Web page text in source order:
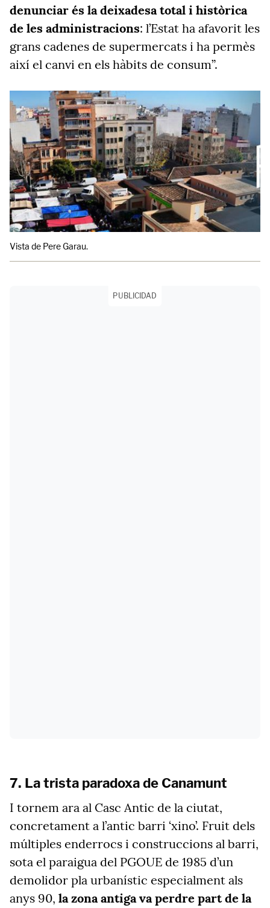
denunciar és la deixadesa total i històrica
de les administracions: l’Estat ha afavorit les
grans cadenes de supermercats i ha permès
així el canvi en els hàbits de consum”.
Vista de Pere Garau.
PUBLICIDAD
7. La trista paradoxa de Canamunt
I tornem ara al Casc Antic de la ciutat,
concretament a l’antic barri ‘xino’. Fruit dels
múltiples enderrocs i construccions al barri,
sota el paraigua del PGOUE de 1985 d’un
demolidor pla urbanístic especialment als
anys 90, la zona antiga va perdre part de la